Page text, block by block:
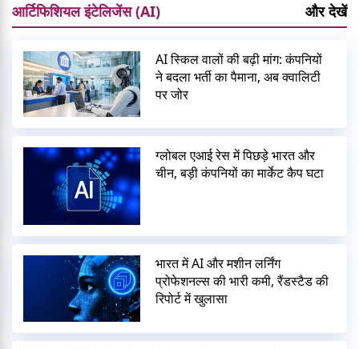
आर्टिफिशियल इंटेलिजेंस (AI) और देखें
AI स्किल वालों की बढ़ी मांग: कंपनियों
ने बदला भर्ती का पैमाना, अब क्वालिटी
पर जोर
ग्लोबल एआई रेस में पिछड़े भारत और
चीन, बड़ी कंपनियों का मार्केट कैप घटा
भारत में AI और मशीन लर्निंग
प्रोफेशनल्स की भारी कमी, रैंडस्टैड की
रिपोर्ट में खुलासा